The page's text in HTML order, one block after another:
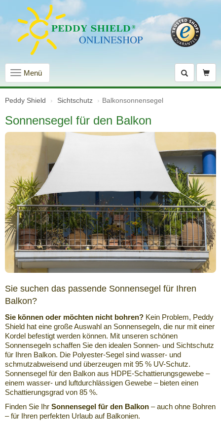
Navigation
einblenden
Menü
Peddy Shield Sichtschutz Balkonsonnensegel
Sonnensegel für den Balkon
Sie suchen das passende Sonnensegel für Ihren
Balkon?
Sie können oder möchten nicht bohren? Kein Problem, Peddy
Shield hat eine große Auswahl an Sonnensegeln, die nur mit einer
Kordel befestigt werden können. Mit unseren schönen
Sonnensegeln schaffen Sie den idealen Sonnen- und Sichtschutz
für Ihren Balkon. Die Polyester-Segel sind wasser- und
schmutzabweisend und überzeugen mit 95 % UV-Schutz.
Sonnensegel für den Balkon aus HDPE-Schattierungsgewebe –
einem wasser- und luftdurchlässigen Gewebe – bieten einen
Schattierungsgrad von 85 %.
Finden Sie Ihr Sonnensegel für den Balkon – auch ohne Bohren
– für Ihren perfekten Urlaub auf Balkonien.